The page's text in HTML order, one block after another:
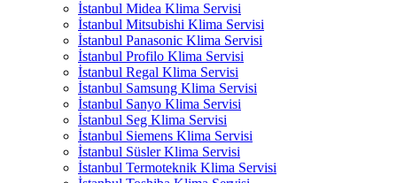
İstanbul Midea Klima Servisi
İstanbul Mitsubishi Klima Servisi
İstanbul Panasonic Klima Servisi
İstanbul Profilo Klima Servisi
İstanbul Regal Klima Servisi
İstanbul Samsung Klima Servisi
İstanbul Sanyo Klima Servisi
İstanbul Seg Klima Servisi
İstanbul Siemens Klima Servisi
İstanbul Süsler Klima Servisi
İstanbul Termoteknik Klima Servisi